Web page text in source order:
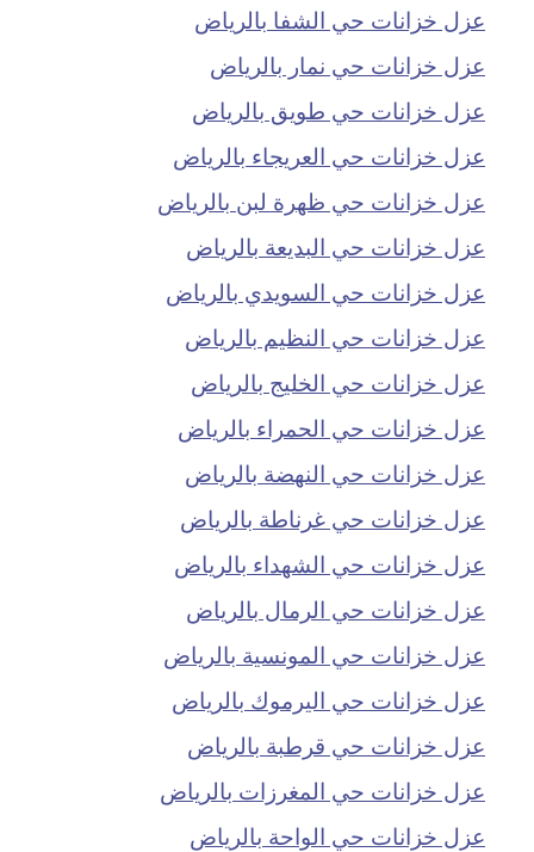
عزل خزانات حي الشفا بالرياض
عزل خزانات حي نمار بالرياض
عزل خزانات حي طويق بالرياض
عزل خزانات حي العريجاء بالرياض
عزل خزانات حي ظهرة لبن بالرياض
عزل خزانات حي البديعة بالرياض
عزل خزانات حي السويدي بالرياض
عزل خزانات حي النظيم بالرياض
عزل خزانات حي الخليج بالرياض
عزل خزانات حي الحمراء بالرياض
عزل خزانات حي النهضة بالرياض
عزل خزانات حي غرناطة بالرياض
عزل خزانات حي الشهداء بالرياض
عزل خزانات حي الرمال بالرياض
عزل خزانات حي المونسية بالرياض
عزل خزانات حي اليرموك بالرياض
عزل خزانات حي قرطبة بالرياض
عزل خزانات حي المغرزات بالرياض
عزل خزانات حي الواحة بالرياض